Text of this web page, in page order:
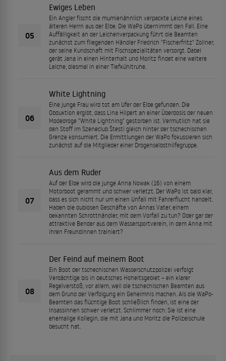
05
Ewiges Leben
Ein Angler fischt die mumienähnlich verpackte Leiche eines
älteren Herrn aus der Elbe. Die WaPo übernimmt den Fall. Eine
Auffälligkeit an der Leichenverpackung führt die Beamten
zunächst zum fliegenden Händler Friedrich "Fischerfritz" Zollner,
der seine Kundschaft mit Fischspezialitäten versorgt. Dabei
gerät Jana in einen Hinterhalt und Moritz findet eine weitere
Leiche, diesmal in einer Tiefkühltruhe.
06
White Lightning
Eine junge Frau wird tot am Ufer der Elbe gefunden. Die
Obduktion ergibt, dass Lina Hilpert an einer Überdosis der neuen
Modedroge "White Lightning" gestorben ist. Vermutlich hat sie
den Stoff im Szeneclub Štestí gleich hinter der tschechischen
Grenze konsumiert. Die Ermittlungen der WaPo fokussieren sich
zunächst auf die Mitglieder einer Drogenselbsthilfegruppe.
07
Aus dem Ruder
Auf der Elbe wird die junge Anna Nowak (16) von einem
Motorboot gerammt und schwer verletzt. Der WaPo ist bald klar,
dass es sich nicht nur um einen Unfall mit Fahrerflucht handelt.
Haben die dubiosen Geschäfte von Annas Vater, einem
bekannten Schrotthändler, mit dem Vorfall zu tun? Oder gar der
attraktive Bender aus dem Wassersportverein, in dem Anna mit
ihren Freundinnen trainiert?
08
Der Feind auf meinem Boot
Ein Boot der tschechischen Wasserschutzpolizei verfolgt
Verdächtige bis in deutsches Hoheitsgebiet – ein klarer
Regelverstoß, vor allem, weil die tschechischen Beamten aus
dem Grund der Verfolgung ein Geheimnis machen. Als die WaPo-
Beamten das flüchtige Boot schließlich finden, ist eine der
Insassinnen schwer verletzt. Schlimmer noch: Sie ist eine
ehemalige Kollegin, die mit Jana und Moritz die Polizeischule
besucht hat.